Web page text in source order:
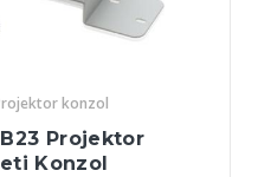
konzol
Projektor
Konzol